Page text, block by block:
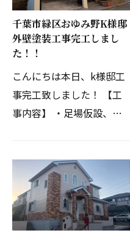
千葉市緑区おゆみ野K様邸
外壁塗装工事完工しまし
た！！
こんにちは本日、k様邸工
事完工致しました！ 【工
事内容】 ・足場仮設、撤
水・コーキング打ち替え・
屋根棟瓦修繕工事・庇板金
工事 K様、工事期間中ご
協…